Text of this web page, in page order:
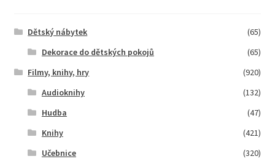
Dětský nábytek
(65)
Dekorace do dětských pokojů
(65)
Filmy, knihy, hry
(920)
Audioknihy
(132)
Hudba
(47)
Knihy
(421)
Učebnice
(320)